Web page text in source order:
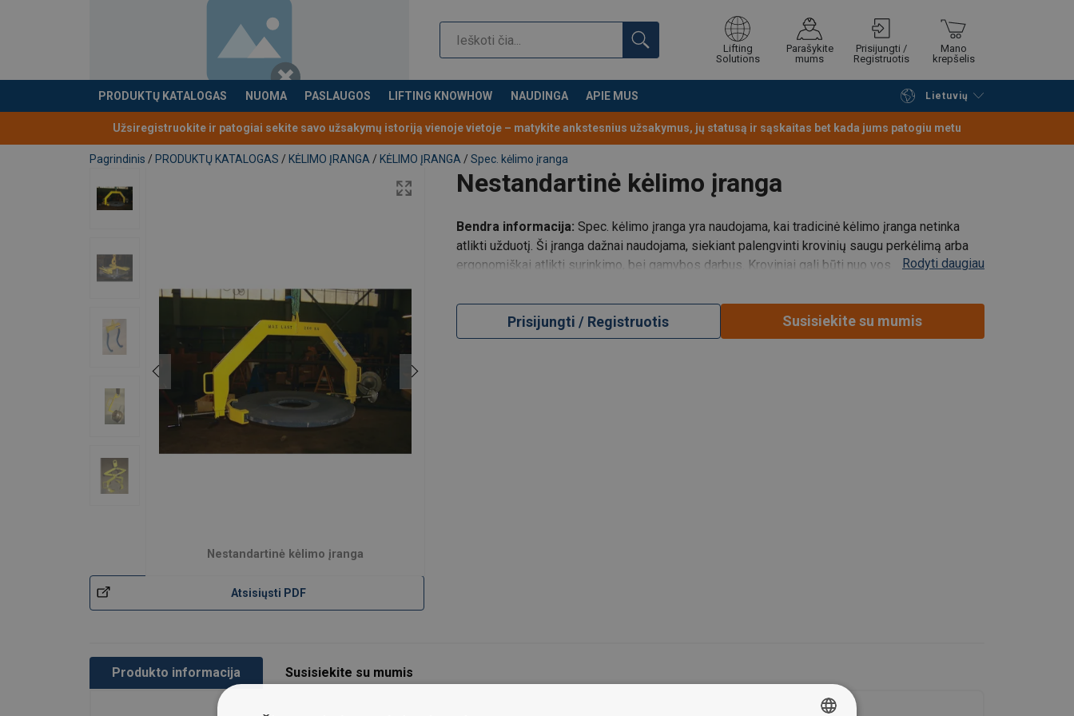
Lifting
Solutions
Parašykite
mums
Prisijungti /
Registruotis
Mano
krepšelis
PRODUKTŲ KATALOGAS NUOMA PASLAUGOS LIFTING KNOWHOW NAUDINGA APIE MUS Lietuvių
Produktas buvo pridėtas prie jūsų užklausos Tęsti naršymą Tęsti pirkimą
Užsiregistruokite ir patogiai sekite savo užsakymų istoriją vienoje vietoje – matykite ankstesnius užsakymus, jų statusą ir sąskaitas bet kada jums patogiu metu
Pagrindinis / PRODUKTŲ KATALOGAS / KĖLIMO ĮRANGA / KĖLIMO ĮRANGA / Spec. kėlimo įranga
Nestandartinė kėlimo įranga
Nestandartinė kėlimo įranga
Atsisiųsti PDF
Bendra informacija: Spec. kėlimo įranga yra naudojama, kai tradicinė kėlimo įranga netinka
atlikti užduotį. Ši įranga dažnai naudojama, siekiant palengvinti krovinių saugu perkėlimą arba
ergonomiškai atlikti surinkimo, bei gamybos darbus. Kroviniai gali būti nuo vos kelių kilogramų
Rodyti daugiau
Prisijungti / Registruotis Susisiekite su mumis
Produkto informacija Susisiekite su mumis
Parašykite mums!
Vardas Pavardė
El. paštas Telefonas Nr.
Pranešimas
Pateikti užklausą